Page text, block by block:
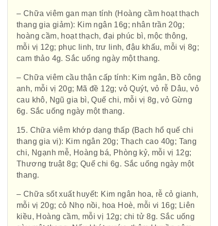
– Chữa viêm gan mạn tính (Hoàng cầm hoạt thạch
thang gia giảm): Kim ngân 16g; nhân trần 20g;
hoàng cầm, hoạt thạch, đại phúc bì, mộc thông,
mỗi vị 12g; phục linh, trư linh, đậu khấu, mỗi vị 8g;
cam thảo 4g. Sắc uống ngày một thang.
– Chữa viêm cầu thận cấp tính: Kim ngân, Bồ công
anh, mỗi vị 20g; Mã đề 12g; vỏ Quýt, vỏ rễ Dâu, vỏ
cau khô, Ngũ gia bì, Quế chi, mỗi vị 8g, vỏ Gừng
6g. Sắc uống ngày một thang.
15. Chữa viêm khớp dạng thấp (Bạch hổ quế chi
thang gia vị): Kim ngân 20g; Thạch cao 40g; Tang
chi, Ngạnh mễ, Hoàng bá, Phòng kỷ, mỗi vị 12g;
Thương truật 8g; Quế chi 6g. Sắc uống ngày một
thang.
– Chữa sốt xuất huyết: Kim ngân hoa, rễ cỏ gianh,
mỗi vị 20g; cỏ Nhọ nồi, hoa Hoè, mỗi vi 16g; Liên
kiều, Hoàng cầm, mỗi vị 12g; chi tử 8g. Sắc uống